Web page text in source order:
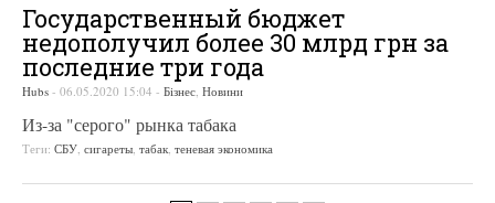
Государственный бюджет
недополучил более 30 млрд грн за
последние три года
Hubs - 06.05.2020 15:04 - Бізнес Новини
Из-за "серого" рынка табака
Теги: СБУ сигареты табак теневая экономика